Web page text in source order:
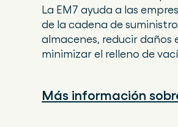
La EM7 ayuda a las
de la cadena de
almacenes, reducir daños
minimizar el relleno de
Más información